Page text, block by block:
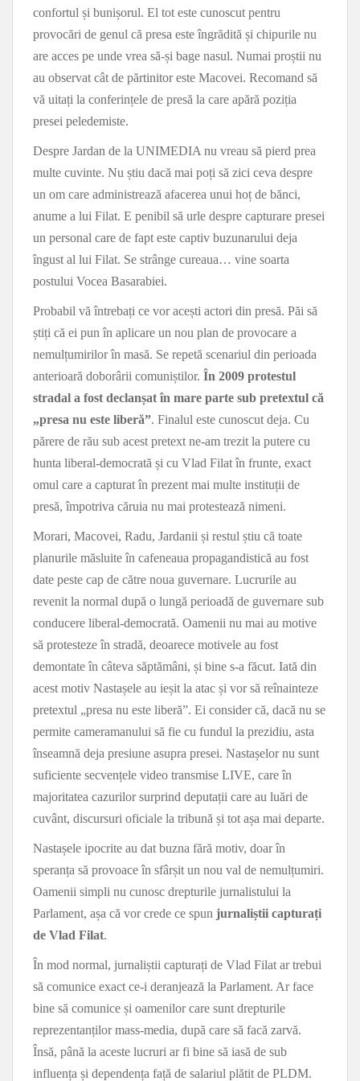
confortul și bunișorul. El tot este cunoscut pentru
provocări de genul că presa este îngrădită și chipurile nu
are acces pe unde vrea să-și bage nasul. Numai proștii nu
au observat cât de părtinitor este Macovei. Recomand să
vă uitați la conferințele de presă la care apără poziția
presei peledemiste.
Despre Jardan de la UNIMEDIA nu vreau să pierd prea
multe cuvinte. Nu știu dacă mai poți să zici ceva despre
un om care administrează afacerea unui hoț de bănci,
anume a lui Filat. E penibil să urle despre capturare presei
un personal care de fapt este captiv buzunarului deja
îngust al lui Filat. Se strânge cureaua… vine soarta
postului Vocea Basarabiei.
Probabil vă întrebați ce vor acești actori din presă. Păi să
știți că ei pun în aplicare un nou plan de provocare a
nemulțumirilor în masă. Se repetă scenariul din perioada
anterioară doborârii comuniștilor. În 2009 protestul
stradal a fost declanșat în mare parte sub pretextul că
„presa nu este liberă”. Finalul este cunoscut deja. Cu
părere de rău sub acest pretext ne-am trezit la putere cu
hunta liberal-democrată și cu Vlad Filat în frunte, exact
omul care a capturat în prezent mai multe instituții de
presă, împotriva căruia nu mai protestează nimeni.
Morari, Macovei, Radu, Jardanii și restul știu că toate
planurile măsluite în cafeneaua propagandistică au fost
date peste cap de către noua guvernare. Lucrurile au
revenit la normal după o lungă perioadă de guvernare sub
conducere liberal-democrată. Oamenii nu mai au motive
să protesteze în stradă, deoarece motivele au fost
demontate în câteva săptămâni, și bine s-a făcut. Iată din
acest motiv Nastașele au ieșit la atac și vor să reînainteze
pretextul „presa nu este liberă”. Ei consider că, dacă nu se
permite cameramanului să fie cu fundul la prezidiu, asta
înseamnă deja presiune asupra presei. Nastașelor nu sunt
suficiente secvențele video transmise LIVE, care în
majoritatea cazurilor surprind deputații care au luări de
cuvânt, discursuri oficiale la tribună și tot așa mai departe.
Nastașele ipocrite au dat buzna fără motiv, doar în
speranța să provoace în sfârșit un nou val de nemulțumiri.
Oamenii simpli nu cunosc drepturile jurnalistului la
Parlament, așa că vor crede ce spun jurnaliștii capturați
de Vlad Filat.
În mod normal, jurnaliștii capturați de Vlad Filat ar trebui
să comunice exact ce-i deranjează la Parlament. Ar face
bine să comunice și oamenilor care sunt drepturile
reprezentanților mass-media, după care să facă zarvă.
Însă, până la aceste lucruri ar fi bine să iasă de sub
influența și dependența față de salariul plătit de PLDM.